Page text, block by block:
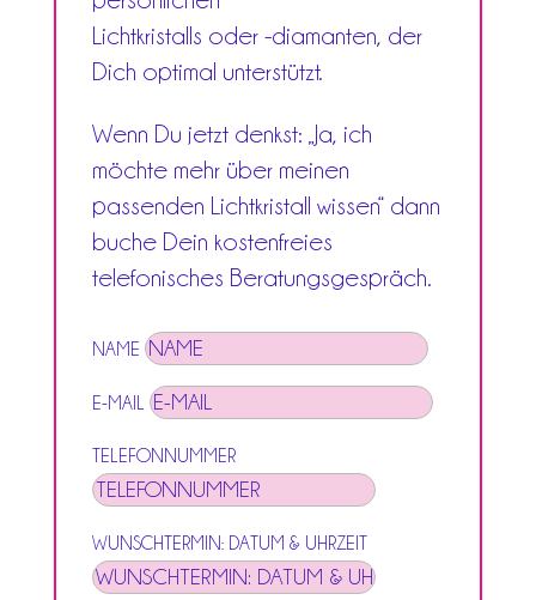
Lichtkristalls oder -diamanten, der
Dich optimal unterstützt.
Wenn Du jetzt denkst: „Ja, ich
möchte mehr über meinen
passenden Lichtkristall wissen“ dann
buche Dein kostenfreies
telefonisches Beratungsgespräch.
NAME
E-MAIL
TELEFONNUMMER
WUNSCHTERMIN: DATUM & UHRZEIT